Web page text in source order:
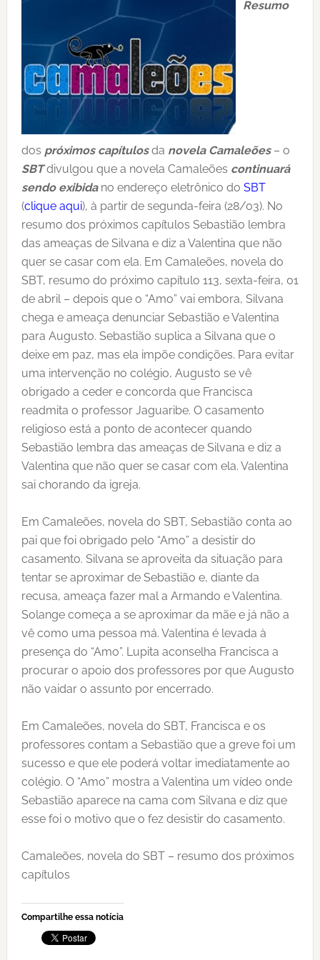
Resumo
dos próximos capítulosda novela Camaleões– o
SBTdivulgou que a novela Camaleões continuará
sendo exibidano endereço eletrônico do SBT
(clique aqui), à partir de segunda-feira (28/03). No
resumo dos próximos capítulos Sebastião lembra
das ameaças de Silvana e diz a Valentina que não
quer se casar com ela. Em Camaleões, novela do
SBT, resumo do próximo capítulo 113, sexta-feira, 01
de abril – depois que o “Amo” vai embora, Silvana
chega e ameaça denunciar Sebastião e Valentina
para Augusto. Sebastião suplica a Silvana que o
deixe em paz, mas ela impõe condições. Para evitar
uma intervenção no colégio, Augusto se vê
obrigado a ceder e concorda que Francisca
readmita o professor Jaguaribe. O casamento
religioso está a ponto de acontecer quando
Sebastião lembra das ameaças de Silvana e diz a
Valentina que não quer se casar com ela. Valentina
sai chorando da igreja.
Em Camaleões, novela do SBT, Sebastião conta ao
pai que foi obrigado pelo “Amo” a desistir do
casamento. Silvana se aproveita da situação para
tentar se aproximar de Sebastião e, diante da
recusa, ameaça fazer mal a Armando e Valentina.
Solange começa a se aproximar da mãe e já não a
vê como uma pessoa má. Valentina é levada à
presença do “Amo”. Lupita aconselha Francisca a
procurar o apoio dos professores por que Augusto
não vaidar o assunto por encerrado.
Em Camaleões, novela do SBT, Francisca e os
professores contam a Sebastião que a greve foi um
sucesso e que ele poderá voltar imediatamente ao
colégio. O “Amo” mostra a Valentina um vídeo onde
Sebastião aparece na cama com Silvana e diz que
esse foi o motivo que o fez desistir do casamento.
Camaleões, novela do SBT – resumo dos próximos
capítulos
Compartilhe essa notícia